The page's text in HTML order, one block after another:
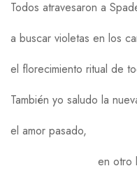
Todos atravesaron a
a buscar violetas en los
el florecimiento ritual de
También yo saludo la
el amor pasado,
en otro